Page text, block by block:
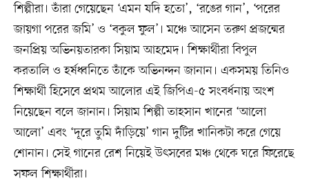
শিল্পীরা। তাঁরা গেয়েছেন ‘এমন যদি হতো’, ‘রঙের গান’, ‘পরের
জায়গা পরের জমি’ ও ‘বকুল ফুল’। মঞ্চে আসেন তরুণ প্রজন্মের
জনপ্রিয় অভিনয়তারকা সিয়াম আহমেদ। শিক্ষার্থীরা বিপুল
করতালি ও হর্ষধ্বনিতে তাঁকে অভিনন্দন জানান। একসময় তিনিও
শিক্ষার্থী হিসেবে প্রথম আলোর এই জিপিএ-৫ সংবর্ধনায় অংশ
নিয়েছেন বলে জানান। সিয়াম শিল্পী তাহসান খানের ‘আলো
আলো’ এবং ‘দূরে তুমি দাঁড়িয়ে’ গান দুটির খানিকটা করে গেয়ে
শোনান। সেই গানের রেশ নিয়েই উৎসবের মঞ্চ থেকে ঘরে ফিরেছে
সফল শিক্ষার্থীরা।